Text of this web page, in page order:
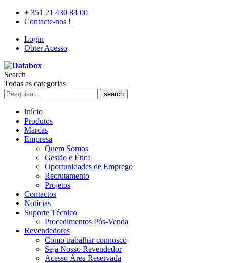
+ 351 21 430 84 00
Contacte-nos !
Login
Obter Acesso
Search
Todas as categorias
search
Início
Produtos
Marcas
Empresa
Quem Somos
Gestão e Ética
Oportunidades de Emprego
Recrutamento
Projetos
Contactos
Notícias
Suporte Técnico
Procedimentos Pós-Venda
Revendedores
Como trabalhar connosco
Seja Nosso Revendedor
Acesso Área Reservada